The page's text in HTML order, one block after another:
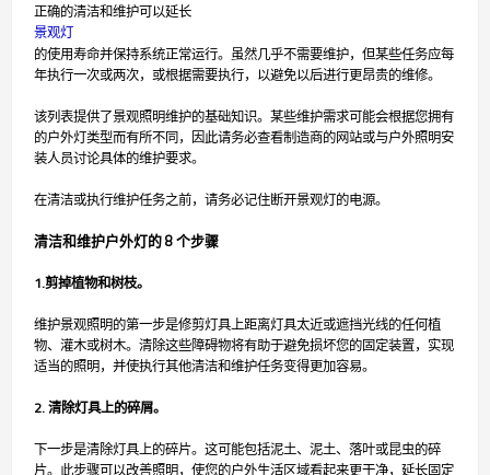
正确的清洁和维护可以延长
景观灯
的使用寿命并保持系统正常运行。虽然几乎不需要维护，但某些任务应每
年执行一次或两次，或根据需要执行，以避免以后进行更昂贵的维修。
该列表提供了景观照明维护的基础知识。某些维护需求可能会根据您拥有
的户外灯类型而有所不同，因此请务必查看制造商的网站或与户外照明安
装人员讨论具体的维护要求。
在清洁或执行维护任务之前，请务必记住断开景观灯的电源。
清洁和维护户外灯的 8 个步骤
1.剪掉植物和树枝。
维护景观照明的第一步是修剪灯具上距离灯具太近或遮挡光线的任何植
物、灌木或树木。清除这些障碍物将有助于避免损坏您的固定装置，实现
适当的照明，并使执行其他清洁和维护任务变得更加容易。
2. 清除灯具上的碎屑。
下一步是清除灯具上的碎片。这可能包括泥土、泥土、落叶或昆虫的碎
片。此步骤可以改善照明，使您的户外生活区域看起来更干净，延长固定